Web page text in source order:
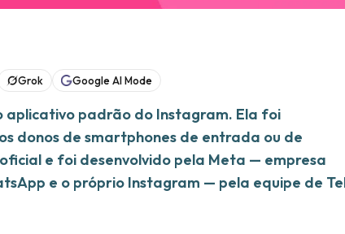
Grok Google AI Mode
aplicativo padrão do Instagram. Ela foi
donos de smartphones de entrada ou de
e foi desenvolvido pela Meta — empresa
e o próprio Instagram — pela equipe de